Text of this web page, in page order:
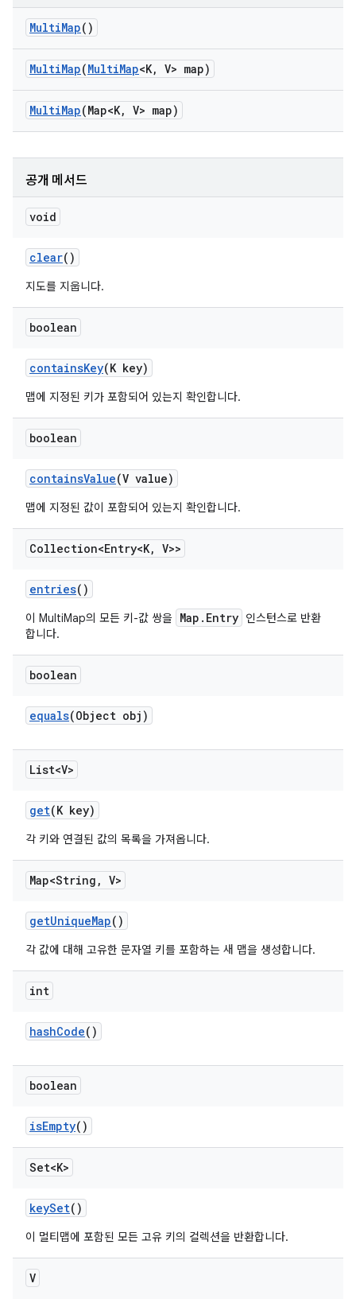
MultiMap()
MultiMap(MultiMap<K, V> map)
MultiMap(Map<K, V> map)
공개 메서드
void
clear()
지도를 지웁니다.
boolean
containsKey(K key)
맵에 지정된 키가 포함되어 있는지 확인합니다.
boolean
containsValue(V value)
맵에 지정된 값이 포함되어 있는지 확인합니다.
Collection<Entry<K, V>>
entries()
이 MultiMap의 모든 키-값 쌍을 Map.Entry 인스턴스로 반환
합니다.
boolean
equals(Object obj)
List<V>
get(K key)
각 키와 연결된 값의 목록을 가져옵니다.
Map<String , V>
getUniqueMap()
각 값에 대해 고유한 문자열 키를 포함하는 새 맵을 생성합니다.
int
hashCode()
boolean
isEmpty()
Set<K>
keySet()
이 멀티맵에 포함된 모든 고유 키의 컬렉션을 반환합니다.
V